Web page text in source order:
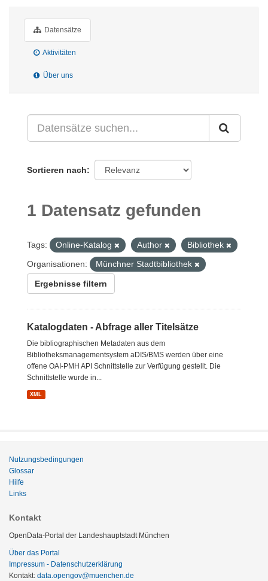
Datensätze
Aktivitäten
Über uns
Sortieren nach
1 Datensatz gefunden
Tags: Online-Katalog Author
Bibliothek
Organisationen:
Münchner Stadtbibliothek
Ergebnisse filtern
Katalogdaten - Abfrage aller Titelsätze
Die bibliographischen Metadaten aus dem
Bibliotheksmanagementsystem aDIS/BMS werden über eine
offene OAI-PMH API Schnittstelle zur Verfügung gestellt. Die
Schnittstelle wurde in...
XML
Nutzungsbedingungen
Glossar
Hilfe
Links
Kontakt
OpenData-Portal der Landeshauptstadt München
Über das Portal
Impressum - Datenschutzerklärung
Kontakt: data.opengov@muenchen.de